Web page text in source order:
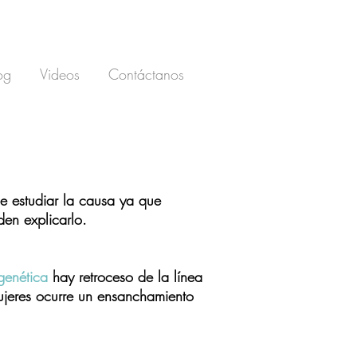
Videos Contáctanos
estudiar la causa ya que
explicarlo.
hay retroceso de la línea
ocurre un ensanchamiento